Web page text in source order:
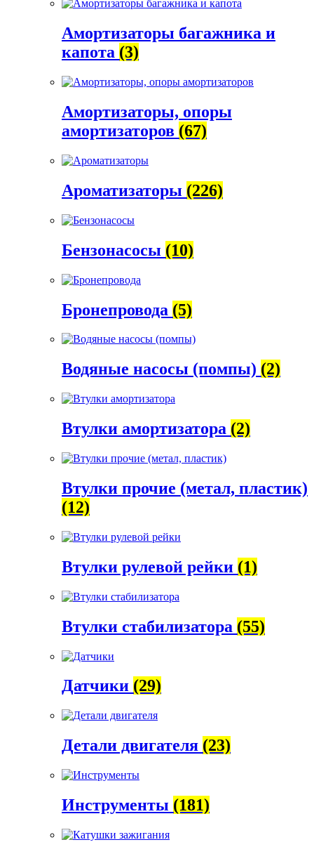
Амортизаторы багажника и
капота (3)
Амортизаторы, опоры
амортизаторов (67)
Ароматизаторы (226)
Бензонасосы (10)
Бронепровода (5)
Водяные насосы (помпы) (2)
Втулки амортизатора (2)
Втулки прочие (метал, пластик)
(12)
Втулки рулевой рейки (1)
Втулки стабилизатора (55)
Датчики (29)
Детали двигателя (23)
Инструменты (181)